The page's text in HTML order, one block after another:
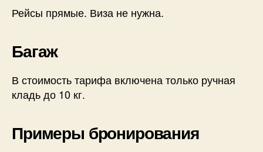
Рейсы прямые. Виза не нужна.
Багаж
В стоимость тарифа включена только ручная
кладь до 10 кг.
Примеры бронирования